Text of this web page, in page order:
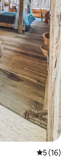
平均评分
5 (16)